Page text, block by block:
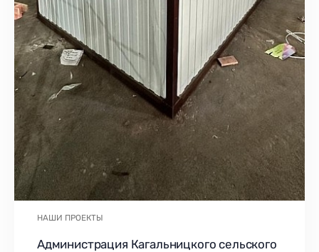
НАШИ ПРОЕКТЫ
Администрация Кагальницкого сельского